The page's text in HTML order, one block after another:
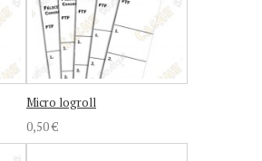
Micro logroll
0,50 €